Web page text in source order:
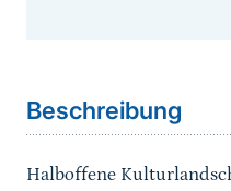
Beschreibung
Halboffene